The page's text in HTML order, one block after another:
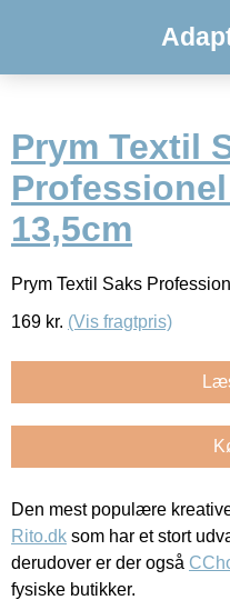
Prym Textil
13,5cm
Prym Textil Saks
169 kr. (Vis fragtpris)
Den mest populære
Rito.dk som har et stort
derudover er der også
fysiske butikker.